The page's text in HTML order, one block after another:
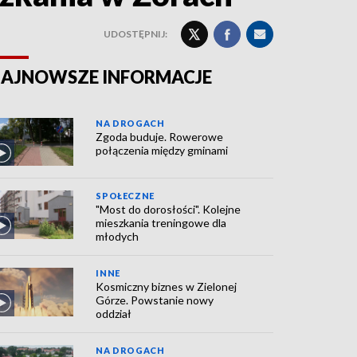
UDOSTĘPNIJ:
INFORMACJE
NA DROGACH
Zgoda buduje. Rowerowe
połączenia między gminami
SPOŁECZNE
"Most do dorosłości". Kolejne
mieszkania treningowe dla
młodych
INNE
Kosmiczny biznes w Zielonej
Górze. Powstanie nowy
oddział
NA DROGACH